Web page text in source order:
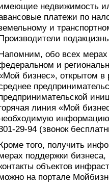
недвижимость
платежи по
и
обо всех
и
бизнес», открытом в
линия «Мой
29-94 (звонок
того, получить
поддержки
объектов
на портале